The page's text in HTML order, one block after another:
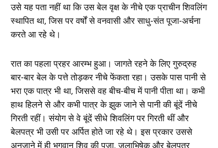
उसे यह पता नहीं था कि उस बेल वृक्ष के नीचे एक प्राचीन शिवलिंग
स्थापित था, जिस पर वर्षों से वनवासी और साधु-संत पूजा-अर्चना
करते आ रहे थे।
रात का पहला प्रहर आरम्भ हुआ। जागते रहने के लिए गुरुद्रुह
बार-बार बेल के पत्ते तोड़कर नीचे फेंकता रहा। उसके पास पानी से
भरा एक पात्र भी था, जिससे वह बीच-बीच में पानी पीता था। कभी
हाथ हिलने से और कभी पात्र के झुक जाने से पानी की बूंदें नीचे
गिरती रहीं। संयोग से वे बूंदें सीधे शिवलिंग पर गिरती थीं और
बेलपत्र भी उसी पर अर्पित होते जा रहे थे। इस प्रकार उससे
अनजाने में ही भगवान शिव की पूजा, जलाभिषेक और बेलपत्र